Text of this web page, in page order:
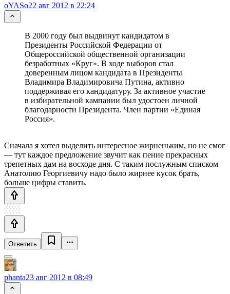
oYASo22 авг 2012 в 22:24
В 2000 году был выдвинут кандидатом в
Президенты Российской Федерации от
Общероссийской общественной организации
безработных «Круг». В ходе выборов стал
доверенным лицом кандидата в Президенты
Владимира Владимировича Путина, активно
поддерживая его кандидатуру. За активное участие
в избирательной кампании был удостоен личной
благодарности Президента. Член партии «Единая
Россия».
Сначала я хотел выделить интересное жирненьким, но не смог
— тут каждое предложение звучит как пение прекрасных
трепетных дам на восходе дня. С таким послужным списком
Анатолию Георгиевичу надо было жирнее кусок брать,
больше цифры ставить.
Ответить
phanta23 авг 2012 в 08:49